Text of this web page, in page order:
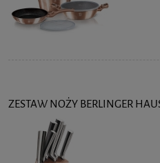
ZESTAW NOŻY BERLINGER